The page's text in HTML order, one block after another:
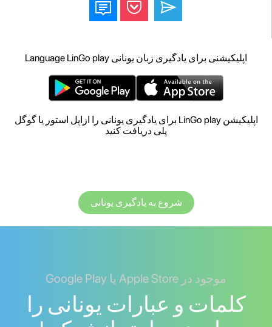
اپلیکیشنی برای یادگیری زبان یونانی Language LinGo play
اپلیکیشن LinGo play برای یادگیری یونانی را ازاپل استور یا گوگل
پلی دریافت کنید
شروع به یادگیری یونانی
موجود در Apple Store یا Google Play
کلمات و عبارات یونانی را